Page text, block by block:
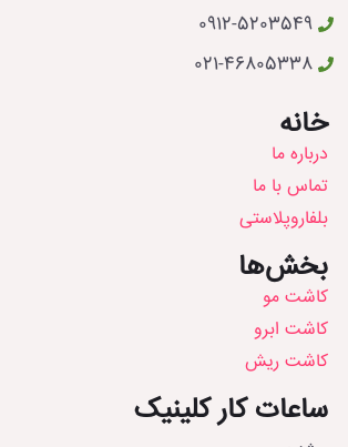
0912-5203549
021-46805338
خانه
درباره ما
تماس با ما
بلفاروپلاستی
بخش‌ها
کاشت مو
کاشت ابرو
کاشت ریش
ساعات کار کلینیک